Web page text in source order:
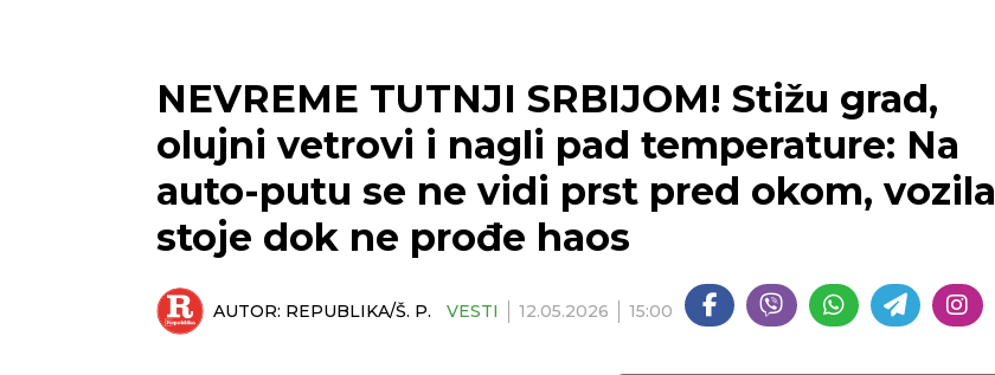
NEVREME TUTNJI SRBIJOM! Stižu grad,
olujni vetrovi i nagli pad temperature: Na
auto-putu se ne vidi prst pred okom, vozila
stoje dok ne prođe haos
AUTOR: REPUBLIKA/Š. P. VESTI 12.05.2026 15:00